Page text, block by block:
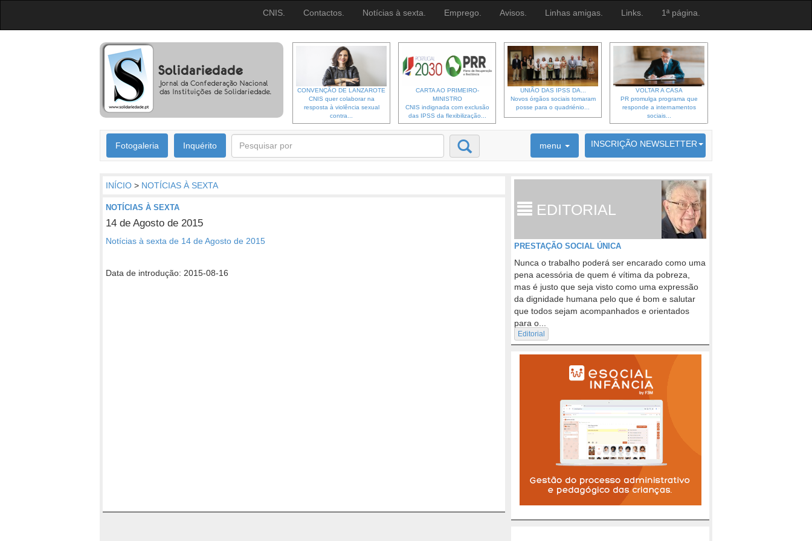
CNIS. Contactos. Notícias à sexta. Emprego. Avisos. Linhas amigas. Links. 1ª página.
CONVENÇÃO DE LANZAROTE
CNIS quer colaborar na
resposta à violência sexual
contra...
CARTA AO PRIMEIRO-
MINISTRO
CNIS indignada com exclusão
das IPSS da flexibilização...
UNIÃO DAS IPSS DA...
Novos órgãos sociais tomaram
posse para o quadriénio...
VOLTAR A CASA
PR promulga programa que
responde a internamentos
sociais...
Fotogaleria Inquérito menu INSCRIÇÃO NEWSLETTER
6692 membros inscritos
INÍCIO > NOTÍCIAS À SEXTA
NOTÍCIAS À SEXTA
14 de Agosto de 2015
Notícias à sexta de 14 de Agosto de 2015
Data de introdução: 2015-08-16
EDITORIAL
PRESTAÇÃO SOCIAL ÚNICA
Nunca o trabalho poderá ser encarado como uma
pena acessória de quem é vítima da pobreza,
mas é justo que seja visto como uma expressão
da dignidade humana pelo que é bom e salutar
que todos sejam acompanhados e orientados
para o...
Editorial